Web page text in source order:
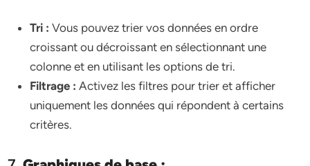
Tri : Vous pouvez trier vos données en ordre
croissant ou décroissant en sélectionnant une
colonne et en utilisant les options de tri.
Filtrage : Activez les filtres pour trier et afficher
uniquement les données qui répondent à certains
critères.